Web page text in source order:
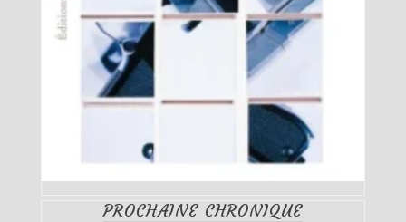
PROCHAINE CHRONIQUE